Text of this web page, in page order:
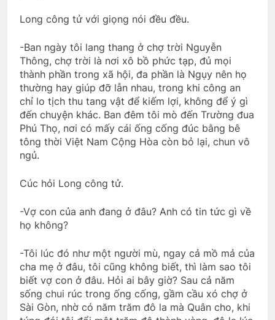
Long công tử với giọng nói đều đều.
-Ban ngày tôi lang thang ở chợ trời Nguyễn
Thông, chợ trời là nơi xô bồ phức tạp, đủ mọi
thành phần trong xã hội, đa phần là Ngụy nên họ
thường hay giúp đỡ lẫn nhau, trong khi công an
chỉ lo tịch thu tang vật để kiếm lợi, không để ý gì
đến chuyện khác. Ban đêm tôi mò đến Trường đua
Phú Thọ, nơi có mấy cái ống cống đúc bằng bê
tông thời Việt Nam Cộng Hòa còn bỏ lại, chun vô
ngủ.
Cúc hỏi Long công tử.
-Vợ con của anh đang ở đâu? Anh có tin tức gì về
họ không?
-Tôi lúc đó như một người mù, ngay cả mồ mả của
cha mẹ ở đâu, tôi cũng không biết, thì làm sao tôi
biết vợ con ở đâu. Hỏi ai bây giờ? Sau cả năm
sống chui rúc trong ống cống, gầm cầu xó chợ ở
Sài Gòn, nhờ có năm trăm đô la mà Quân cho, khi